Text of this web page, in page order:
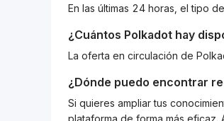
En las últimas 24 horas, el tipo
¿Cuántos Polkadot hay
La oferta en circulación de
¿Dónde puedo encontrar
Si quieres ampliar tus
plataforma de forma más